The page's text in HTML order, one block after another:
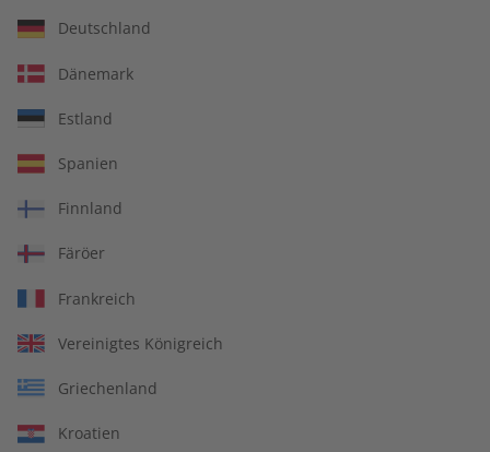
Deutsch perfekt
Magazin – Jahrgang 2025
€ 99,90
Deutschland
Dänemark
Estland
Spanien
Finnland
Färöer
Frankreich
Vereinigtes Königreich
Griechenland
Kroatien